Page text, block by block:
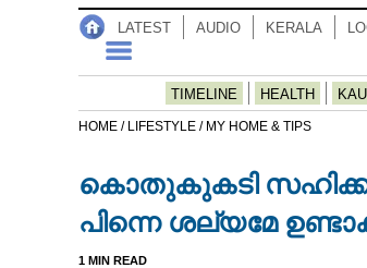
NOTIFIED NEWS
LATEST AUDIO KERALA
TIMELINE HEALTH
HOME / LIFESTYLE / MY HOME & TIPS
കൊതുകുകടി
പിന്നെ ശല്യമേ
1 MIN READ